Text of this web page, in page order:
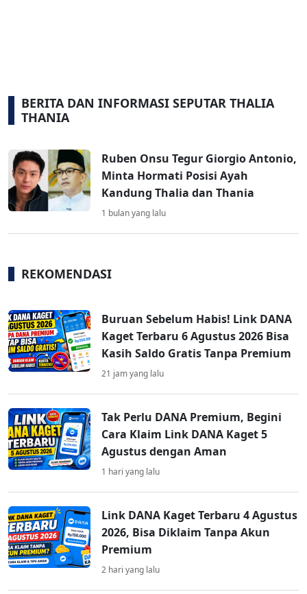
BERITA DAN INFORMASI SEPUTAR THALIA
THANIA
Ruben Onsu Tegur Giorgio Antonio,
Minta Hormati Posisi Ayah
Kandung Thalia dan Thania
1 bulan yang lalu
REKOMENDASI
Buruan Sebelum Habis! Link DANA
Kaget Terbaru 6 Agustus 2026 Bisa
Kasih Saldo Gratis Tanpa Premium
21 jam yang lalu
Tak Perlu DANA Premium, Begini
Cara Klaim Link DANA Kaget 5
Agustus dengan Aman
1 hari yang lalu
Link DANA Kaget Terbaru 4 Agustus
2026, Bisa Diklaim Tanpa Akun
Premium
2 hari yang lalu